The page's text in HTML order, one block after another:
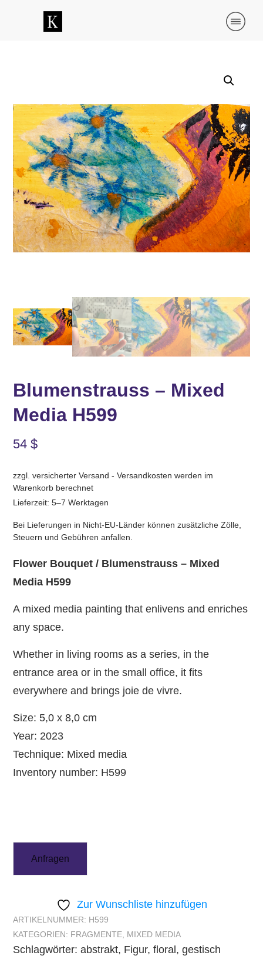
Blumenstrauss – Mixed
Media H599
54 $
zzgl. versicherter Versand - Versandkosten werden im
Warenkorb berechnet
Lieferzeit: 5–7 Werktagen
Bei Lieferungen in Nicht-EU-Länder können zusätzliche Zölle,
Steuern und Gebühren anfallen.
Flower Bouquet / Blumenstrauss – Mixed
Media H599
A mixed media painting that enlivens and enriches
any space.
Whether in living rooms as a series, in the
entrance area or in the small office, it fits
everywhere and brings joie de vivre.
Size: 5,0 x 8,0 cm
Year: 2023
Technique: Mixed media
Inventory number: H599
Anfragen
Zur Wunschliste hinzufügen
ARTIKELNUMMER: H599
KATEGORIEN: FRAGMENTE MIXED MEDIA
Schlagwörter: abstrakt, Figur, floral , gestisch